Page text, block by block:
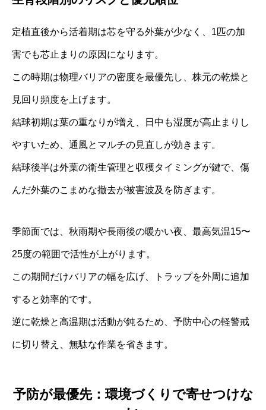
定植直後から活着期は芯を守る外葉が少なく、1匹の加
害でも芯止まりの原因になります。
この時期は物理バリアの密度を最優先し、株元の乾燥と
見回り頻度を上げます。
結球初期は葉の重なりが増え、日中も湿度が高止まりし
やすいため、通風とマルチの見直しが効きます。
結球後半は外葉の衛生管理と収穫タイミングが鍵で、傷
んだ外葉のこまめな撤去が被害波及を防ぎます。
季節面では、秋雨期や長雨後の暖かい夜、最高気温15〜
25度の範囲で活性が上がります。
この期間だけバリアの幅を広げ、トラップを外周に追加
すると効率的です。
逆に乾燥と高温期は活動が鈍るため、予防中心の軽警戒
に切り替え、無駄な作業を省きます。
予防が最優先：環境づくりで寄せつけな